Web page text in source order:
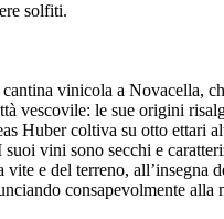
solfiti.
vinicola a Novacella,
vescovile: le sue origini
Huber coltiva su otto ettari
vini sono secchi e
vite e del terreno, all’insegna
consapevolmente alla